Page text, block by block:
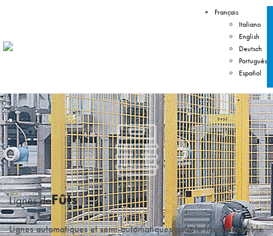
Français
Italiano
English
Deutsch
Português
Español
Lignes deFûts
Lignes automatiques et semi-automatiques pour le traitement et le